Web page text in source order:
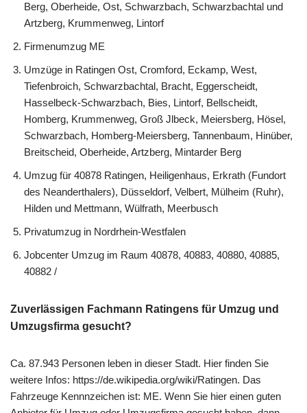
Berg, Oberheide, Ost, Schwarzbach, Schwarzbachtal und
Artzberg, Krummenweg, Lintorf
Firmenumzug ME
Umzüge in Ratingen Ost, Cromford, Eckamp, West,
Tiefenbroich, Schwarzbachtal, Bracht, Eggerscheidt,
Hasselbeck-Schwarzbach, Bies, Lintorf, Bellscheidt,
Homberg, Krummenweg, Groß Jlbeck, Meiersberg, Hösel,
Schwarzbach, Homberg-Meiersberg, Tannenbaum, Hinüber,
Breitscheid, Oberheide, Artzberg, Mintarder Berg
Umzug für 40878 Ratingen, Heiligenhaus, Erkrath (Fundort
des Neanderthalers), Düsseldorf, Velbert, Mülheim (Ruhr),
Hilden und Mettmann, Wülfrath, Meerbusch
Privatumzug in Nordrhein-Westfalen
Jobcenter Umzug im Raum 40878, 40883, 40880, 40885,
40882 /
Zuverlässigen Fachmann Ratingens für Umzug und
Umzugsfirma gesucht?
Ca. 87.943 Personen leben in dieser Stadt. Hier finden Sie
weitere Infos: https://de.wikipedia.org/wiki/Ratingen. Das
Fahrzeuge Kennnzeichen ist: ME. Wenn Sie hier einen guten